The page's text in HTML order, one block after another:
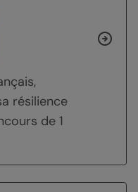
résilience
de 1